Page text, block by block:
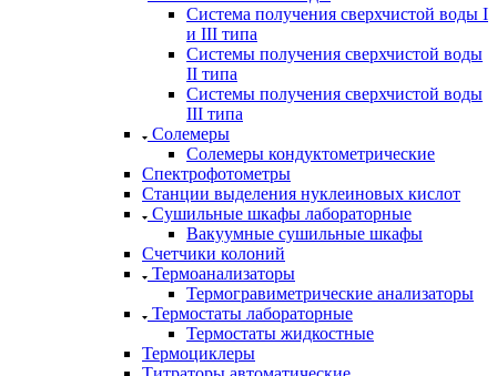
Система получения сверхчистой воды I
и III типа
Системы получения сверхчистой воды
II типа
Системы получения сверхчистой воды
III типа
Солемеры
Солемеры кондуктометрические
Спектрофотометры
Станции выделения нуклеиновых кислот
Сушильные шкафы лабораторные
Вакуумные сушильные шкафы
Счетчики колоний
Термоанализаторы
Термогравиметрические анализаторы
Термостаты лабораторные
Термостаты жидкостные
Термоциклеры